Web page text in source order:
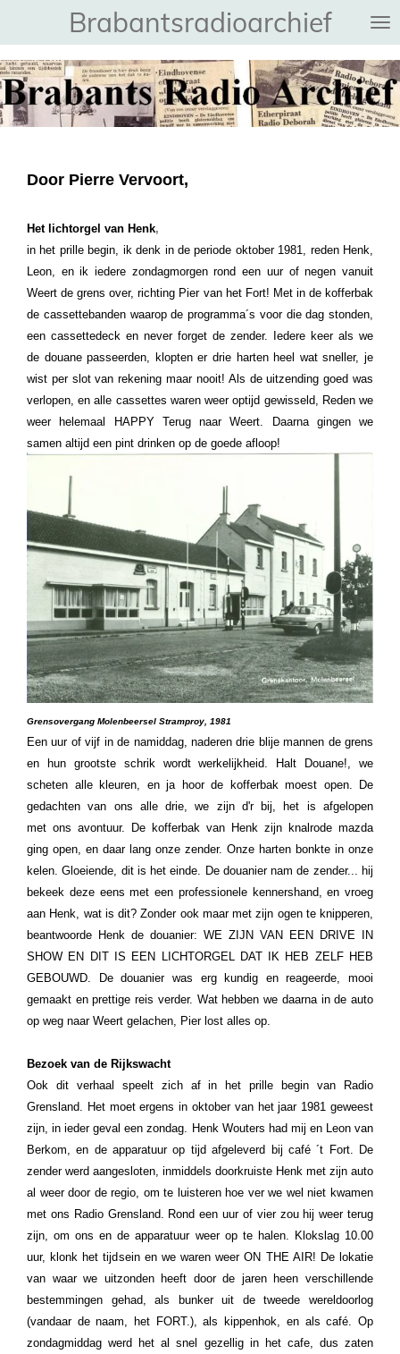
naar
de
hoofdinhoud
Brabantsradioarchief
Door Pierre Vervoort,
Het lichtorgel van Henk,
in het prille begin, ik denk in de periode oktober 1981, reden Henk,
Leon, en ik iedere zondagmorgen rond een uur of negen vanuit
Weert de grens over, richting Pier van het Fort! Met in de kofferbak
de cassettebanden waarop de programma´s voor die dag stonden,
een cassettedeck en never forget de zender. Iedere keer als we
de douane passeerden, klopten er drie harten heel wat sneller, je
wist per slot van rekening maar nooit! Als de uitzending goed was
verlopen, en alle cassettes waren weer optijd gewisseld, Reden we
weer helemaal HAPPY Terug naar Weert. Daarna gingen we
samen altijd een pint drinken op de goede afloop!
Grensovergang Molenbeersel Stramproy, 1981
Een uur of vijf in de namiddag, naderen drie blije mannen de grens
en hun grootste schrik wordt werkelijkheid. Halt Douane!, we
scheten alle kleuren, en ja hoor de kofferbak moest open. De
gedachten van ons alle drie, we zijn d'r bij, het is afgelopen
met ons avontuur. De kofferbak van Henk zijn knalrode mazda
ging open, en daar lang onze zender. Onze harten bonkte in onze
kelen. Gloeiende, dit is het einde. De douanier nam de zender... hij
bekeek deze eens met een professionele kennershand, en vroeg
aan Henk, wat is dit? Zonder ook maar met zijn ogen te knipperen,
beantwoorde Henk de douanier: WE ZIJN VAN EEN DRIVE IN
SHOW EN DIT IS EEN LICHTORGEL DAT IK HEB ZELF HEB
GEBOUWD. De douanier was erg kundig en reageerde, mooi
gemaakt en prettige reis verder. Wat hebben we daarna in de auto
op weg naar Weert gelachen, Pier lost alles op.
Bezoek van de Rijkswacht
Ook dit verhaal speelt zich af in het prille begin van Radio
Grensland. Het moet ergens in oktober van het jaar 1981 geweest
zijn, in ieder geval een zondag. Henk Wouters had mij en Leon van
Berkom, en de apparatuur op tijd afgeleverd bij café ´t Fort. De
zender werd aangesloten, inmiddels doorkruiste Henk met zijn auto
al weer door de regio, om te luisteren hoe ver we wel niet kwamen
met ons Radio Grensland. Rond een uur of vier zou hij weer terug
zijn, om ons en de apparatuur weer op te halen. Klokslag 10.00
uur, klonk het tijdsein en we waren weer ON THE AIR! De lokatie
van waar we uitzonden heeft door de jaren heen verschillende
bestemmingen gehad, als bunker uit de tweede wereldoorlog
(vandaar de naam, het FORT.), als kippenhok, en als café. Op
zondagmiddag werd het al snel gezellig in het cafe, dus zaten